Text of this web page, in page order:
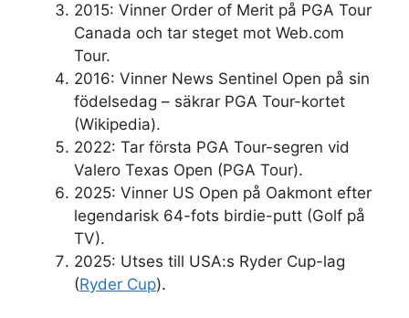
2015: Vinner Order of Merit på PGA Tour
Canada och tar steget mot Web.com
Tour.
2016: Vinner News Sentinel Open på sin
födelsedag – säkrar PGA Tour-kortet
(Wikipedia).
2022: Tar första PGA Tour-segren vid
Valero Texas Open (PGA Tour).
2025: Vinner US Open på Oakmont efter
legendarisk 64-fots birdie-putt (Golf på
TV).
2025: Utses till USA:s Ryder Cup-lag
(Ryder Cup).